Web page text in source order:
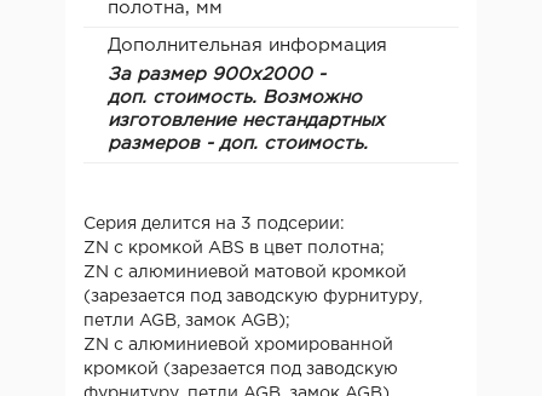
полотна, мм
Дополнительная информация
За размер 900х2000 -
доп. стоимость. Возможно
изготовление нестандартных
размеров - доп. стоимость.
Серия делится на 3 подсерии:
ZN с кромкой ABS в цвет полотна;
ZN с алюминиевой матовой кромкой
(зарезается под заводскую фурнитуру,
петли AGB, замок AGB);
ZN с алюминиевой хромированной
кромкой (зарезается под заводскую